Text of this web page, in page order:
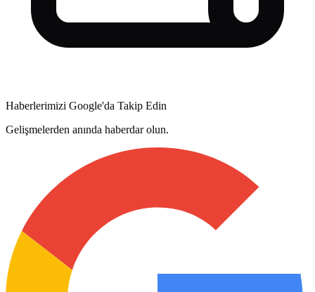
Haberlerimizi Google'da Takip Edin
Gelişmelerden anında haberdar olun.